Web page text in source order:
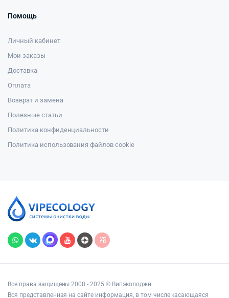
Помощь
Личный кабинет
Мои заказы
Доставка
Оплата
Возврат и замена
Полезные статьи
Политика конфиденциальности
Политика использования файлов cookie
Все права защищены 2008 - 2025 © Випэколоджи
Вся представленная на сайте информация, в том числе касающаяся